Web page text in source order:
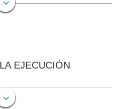
EJECUCIÓN